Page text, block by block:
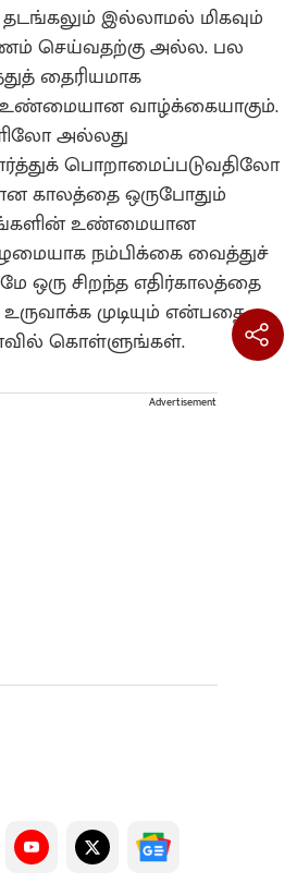
இல்லாமல் மிகவும்
செய்வதற்கு அல்ல. பல
தைரியமாக
உண்மையான வாழ்க்கையாகும்.
அல்லது
பொறாமைப்படுவதிலோ
காலத்தை ஒருபோதும்
உண்மையான
நம்பிக்கை வைத்துச்
ஒரு சிறந்த எதிர்காலத்தை
முடியும் என்பதை
கொள்ளுங்கள்.
Advertisement